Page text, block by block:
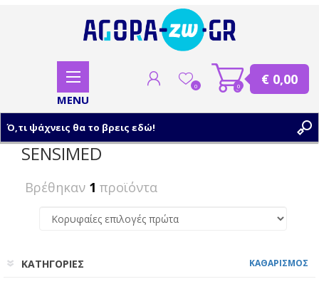
ΣΥΝΔΕΣΗ
0 0 € 0,00
SENSIMED
Βρέθηκαν 1 προϊόντα
ΚΑΤΗΓΟΡΙΕΣ ΚΑΘΑΡΙΣΜΟΣ